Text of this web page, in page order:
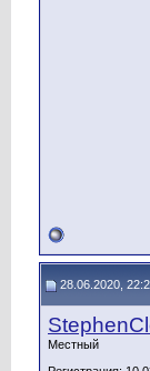
28.06.2020,
Местный